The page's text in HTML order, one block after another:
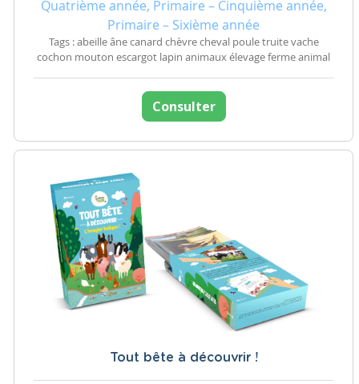
Quatrième année, Primaire – Cinquième année,
Primaire – Sixième année
Tags : abeille âne canard chèvre cheval poule truite vache
cochon mouton escargot lapin animaux élevage ferme animal
Consulter
Tout bête à découvrir !